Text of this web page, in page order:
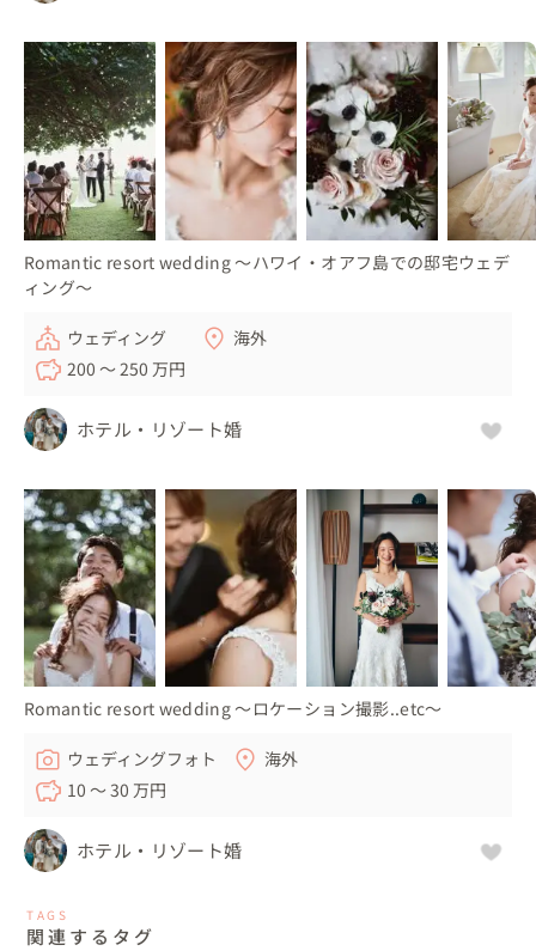
Romantic resort wedding 〜ハワイ・オアフ島での邸宅ウェデ
ィング〜
ウェディング
海外
200 〜 250 万円
ホテル・リゾート婚
Romantic resort wedding 〜ロケーション撮影..etc〜
ウェディングフォト
海外
10 〜 30 万円
ホテル・リゾート婚
TAGS
関連するタグ